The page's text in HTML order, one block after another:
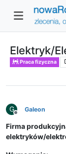
Elektryk/
Praca fizyczna
G
Niedostępny
Galeon
Firma
elektryków/